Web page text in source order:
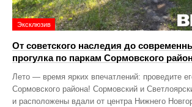
Эксклюзив
От советского наследия до
прогулка по паркам Сормовского
Лето — время ярких впечатлений: проведите
Сормовского района! Сормовский и
и расположены вдали от центра Нижнего